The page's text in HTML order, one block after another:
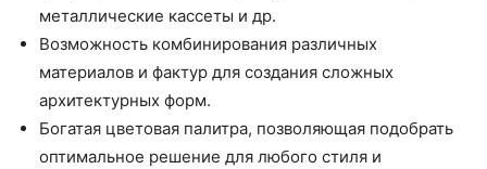
металлические кассеты и др.
Возможность комбинирования различных
материалов и фактур для создания сложных
архитектурных форм.
Богатая цветовая палитра, позволяющая подобрать
оптимальное решение для любого стиля и